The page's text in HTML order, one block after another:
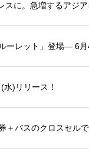
)リリース！